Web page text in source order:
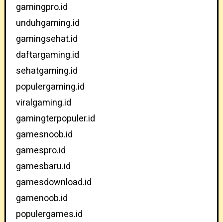
gamingpro.id
unduhgaming.id
gamingsehat.id
daftargaming.id
sehatgaming.id
populergaming.id
viralgaming.id
gamingterpopuler.id
gamesnoob.id
gamespro.id
gamesbaru.id
gamesdownload.id
gamenoob.id
populergames.id